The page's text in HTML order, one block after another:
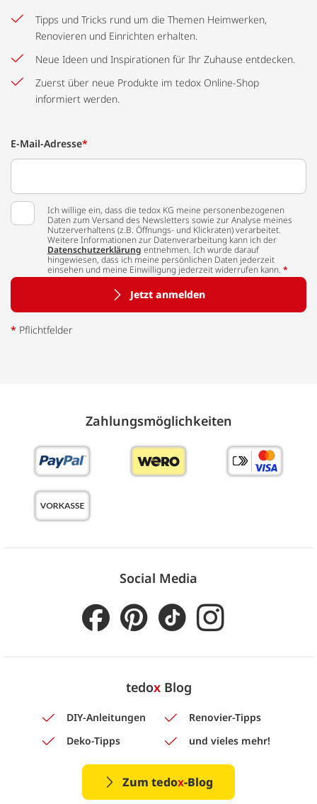
Tipps und Tricks rund um die Themen Heimwerken,
Renovieren und Einrichten erhalten.
Neue Ideen und Inspirationen für Ihr Zuhause entdecken.
Zuerst über neue Produkte im tedox Online-Shop
informiert werden.
E-Mail-Adresse*
Ich willige ein, dass die tedox KG meine personenbezogenen
Daten zum Versand des Newsletters sowie zur Analyse meines
Nutzerverhaltens (z.B. Öffnungs- und Klickraten) verarbeitet.
Weitere Informationen zur Datenverarbeitung kann ich der
Datenschutzerklärung entnehmen. Ich wurde darauf
hingewiesen, dass ich meine persönlichen Daten jederzeit
einsehen und meine Einwilligung jederzeit widerrufen kann. *
Jetzt anmelden
* Pflichtfelder
Zahlungs­möglich­keiten
Social Media
tedoxBlog
DIY-Anleitungen
Renovier-Tipps
Deko-Tipps
und vieles mehr!
Zum tedox-Blog